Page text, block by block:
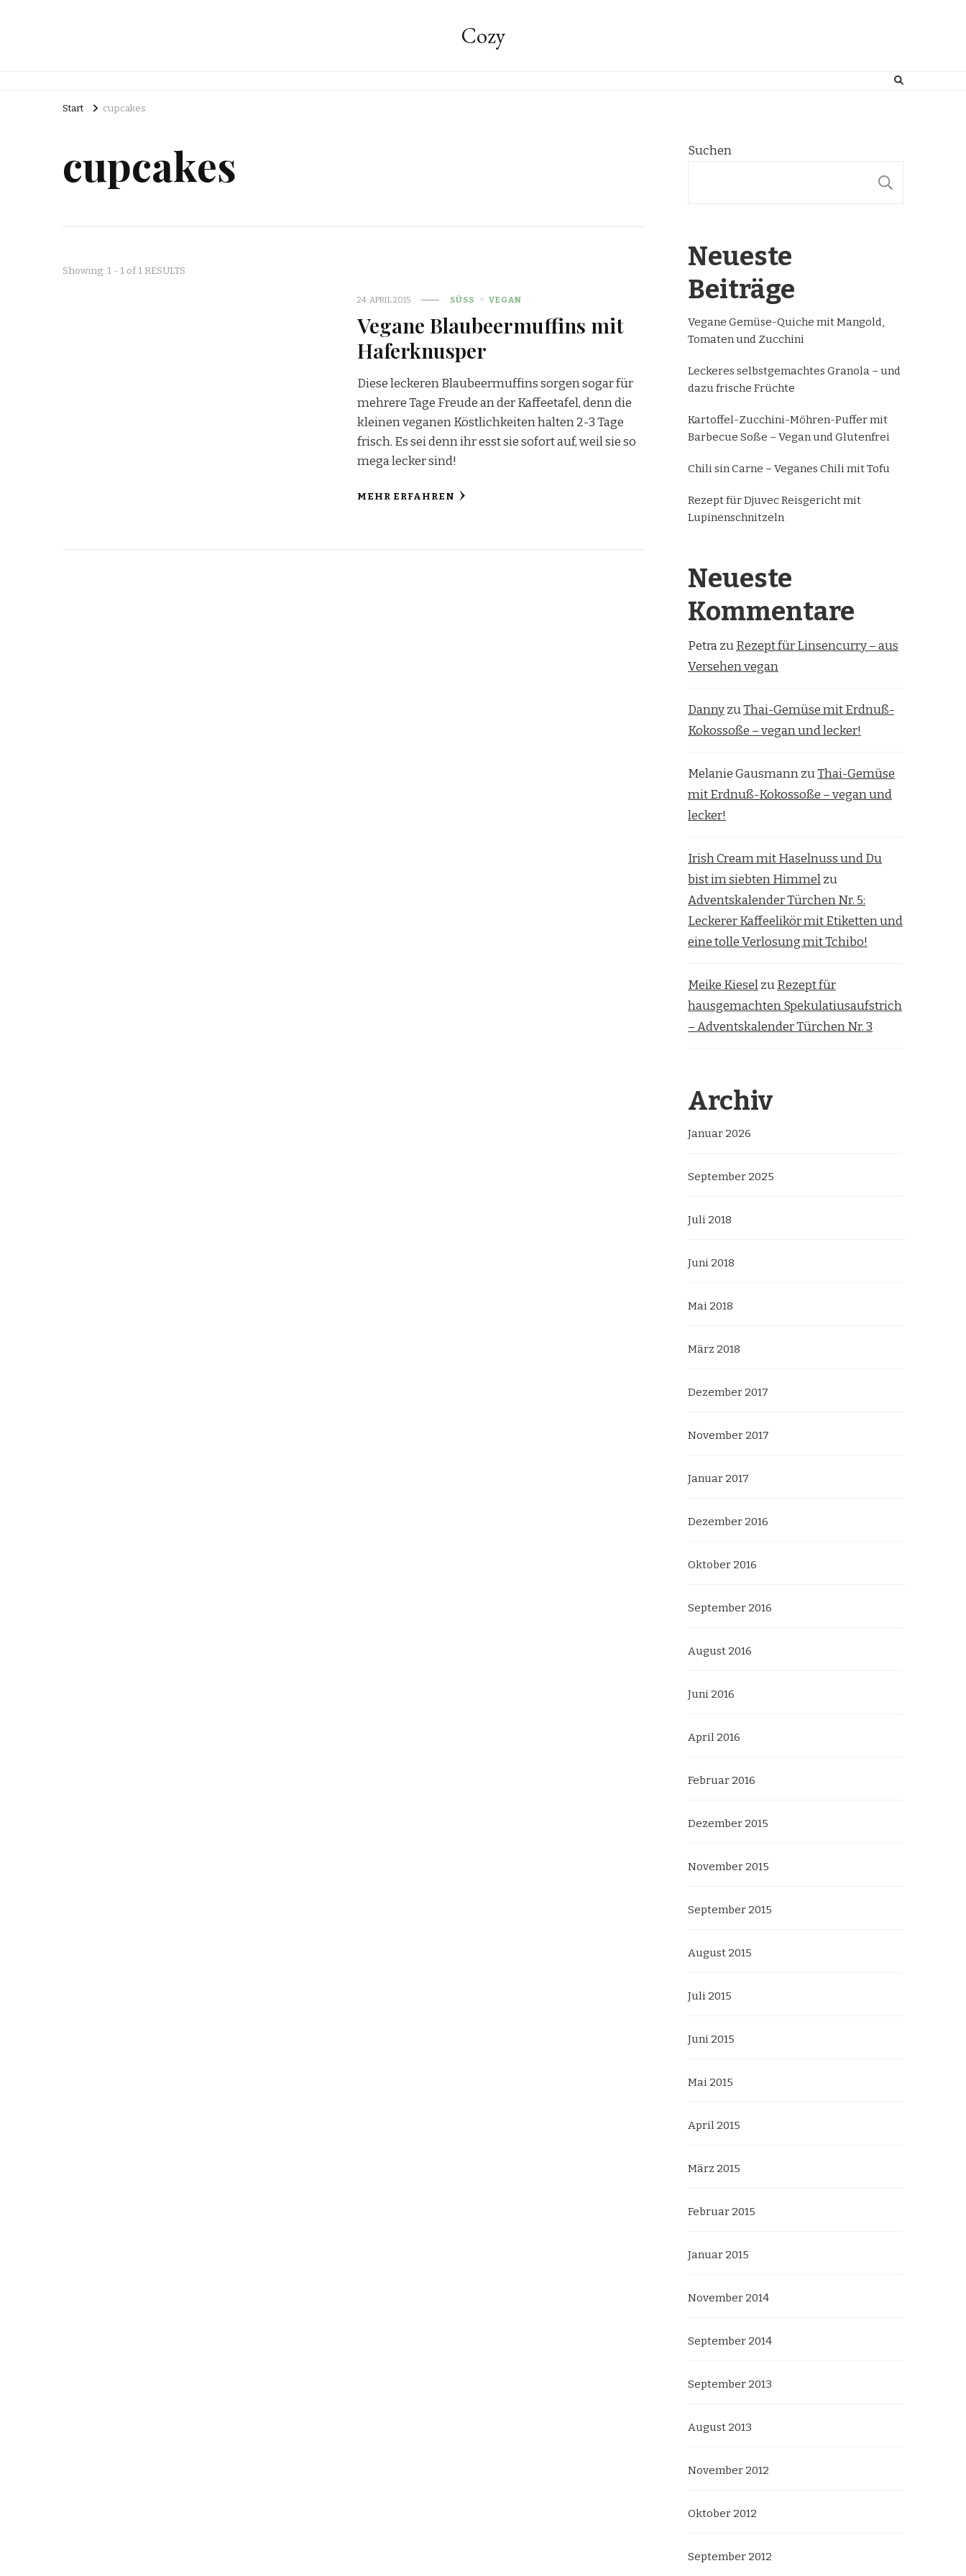
Cozy
Start cupcakes
cupcakes
Showing: 1 - 1 of 1 RESULTS
24. APRIL 2015 SÜSS VEGAN
Vegane Blaubeermuffins mit
Haferknusper
Diese leckeren Blaubeermuffins sorgen sogar für
mehrere Tage Freude an der Kaffeetafel, denn die
kleinen veganen Köstlichkeiten halten 2-3 Tage
frisch. Es sei denn ihr esst sie sofort auf, weil sie so
mega lecker sind!
MEHR ERFAHREN
Suchen
Neueste
Beiträge
Vegane Gemüse-Quiche mit Mangold,
Tomaten und Zucchini
Leckeres selbstgemachtes Granola – und
dazu frische Früchte
Kartoffel-Zucchini-Möhren-Puffer mit
Barbecue Soße – Vegan und Glutenfrei
Chili sin Carne – Veganes Chili mit Tofu
Rezept für Djuvec Reisgericht mit
Lupinenschnitzeln
Neueste
Kommentare
PetrazuRezept für Linsencurry – aus
Versehen vegan
DannyzuThai-Gemüse mit Erdnuß-
Kokossoße – vegan und lecker!
Melanie GausmannzuThai-Gemüse
mit Erdnuß-Kokossoße – vegan und
lecker!
Irish Cream mit Haselnuss und Du
bist im siebten Himmelzu
Adventskalender Türchen Nr. 5:
Leckerer Kaffeelikör mit Etiketten und
eine tolle Verlosung mit Tchibo!
Meike KieselzuRezept für
hausgemachten Spekulatiusaufstrich
– Adventskalender Türchen Nr. 3
Archiv
Januar 2026
September 2025
Juli 2018
Juni 2018
Mai 2018
März 2018
Dezember 2017
November 2017
Januar 2017
Dezember 2016
Oktober 2016
September 2016
August 2016
Juni 2016
April 2016
Februar 2016
Dezember 2015
November 2015
September 2015
August 2015
Juli 2015
Juni 2015
Mai 2015
April 2015
März 2015
Februar 2015
Januar 2015
November 2014
September 2014
September 2013
August 2013
November 2012
Oktober 2012
September 2012